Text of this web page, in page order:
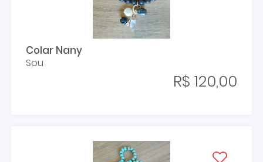
Colar Nany
Sou
R$ 120,00